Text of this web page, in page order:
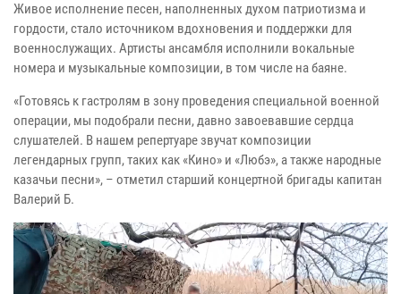
Живое исполнение песен, наполненных духом патриотизма и
гордости, стало источником вдохновения и поддержки для
военнослужащих. Артисты ансамбля исполнили вокальные
номера и музыкальные композиции, в том числе на баяне.
«Готовясь к гастролям в зону проведения специальной военной
операции, мы подобрали песни, давно завоевавшие сердца
слушателей. В нашем репертуаре звучат композиции
легендарных групп, таких как «Кино» и «Любэ», а также народные
казачьи песни», – отметил старший концертной бригады капитан
Валерий Б.